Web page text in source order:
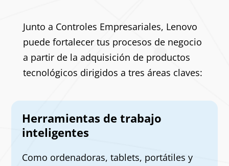
Junto a Controles Empresariales, Lenovo
puede fortalecer tus procesos de negocio
a partir de la adquisición de productos
tecnológicos dirigidos a tres áreas claves:
Herramientas de trabajo
inteligentes
Como ordenadoras, tablets, portátiles y